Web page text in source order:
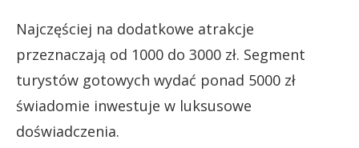
Najczęściej na dodatkowe atrakcje
przeznaczają od 1000 do 3000 zł. Segment
turystów gotowych wydać ponad 5000 zł
świadomie inwestuje w luksusowe
doświadczenia.